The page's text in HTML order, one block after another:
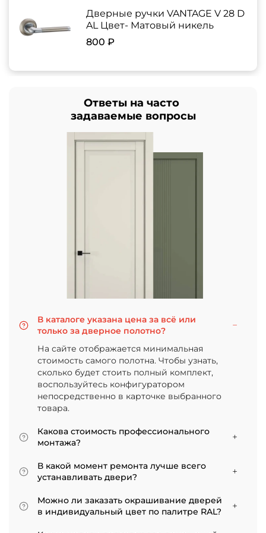
Дверные ручки VANTAGE V 28 D
AL Цвет- Матовый никель
800 ₽
Ответы на часто
задаваемые вопросы
В каталоге указана цена за всё или
только за дверное полотно?
На сайте отображается минимальная
стоимость самого полотна. Чтобы узнать,
сколько будет стоить полный комплект,
воспользуйтесь конфигуратором
непосредственно в карточке выбранного
товара.
Какова стоимость профессионального
монтажа?
Итоговая сумма зависит от типа отделки
двери и габаритов проема. Минимальная
цена за установку стандартной двери с
покрытием «экошпон» начинается от 5000
рублей.
В какой момент ремонта лучше всего
устанавливать двери?
Мы советуем приступать к монтажу после
того, как уложено напольное покрытие. В
противном случае из-за изменения уровня
пола полотно может не подойти по высоте, и
Можно ли заказать окрашивание дверей
в индивидуальный цвет по палитре RAL?